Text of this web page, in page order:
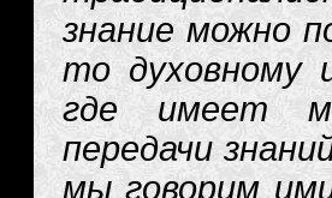
знание можно
то духовному
где имеет
передачи
мы говорим